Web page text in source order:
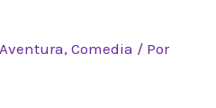
Aventura, Comedia / Por